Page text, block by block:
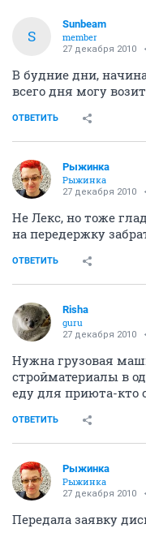
S
Sunbeam
member
27 декабря 2010
В будние дни,
всего дня могу
ОТВЕТИТЬ
Рыжинка
Рыжинка
27 декабря 2010
Не Лекс, но тоже
на передержку
ОТВЕТИТЬ
Risha
guru
27 декабря 2010
Нужна грузовая
стройматериалы в
еду для приюта-кто
ОТВЕТИТЬ
Рыжинка
Рыжинка
27 декабря 2010
Передала заявку